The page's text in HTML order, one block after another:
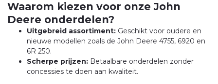
Waarom kiezen voor onze John
Deere onderdelen?
Uitgebreid assortiment: Geschikt voor oudere en
nieuwe modellen zoals de John Deere 4755, 6920 en
6R 250.
Scherpe prijzen: Betaalbare onderdelen zonder
concessies te doen aan kwaliteit.